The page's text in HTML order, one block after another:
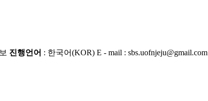
진행언어 : 한국어(KOR) E - mail : sbs.uofnjeju@gmail.com